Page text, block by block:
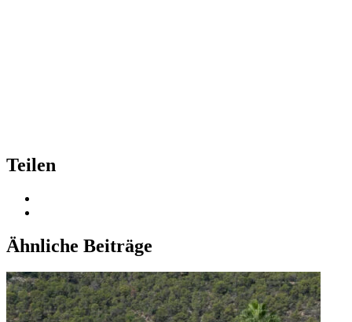
Teilen
Ähnliche Beiträge